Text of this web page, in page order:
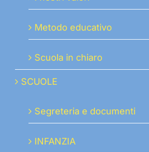
Metodo educativo
Scuola in chiaro
SCUOLE
Segreteria e documenti
INFANZIA